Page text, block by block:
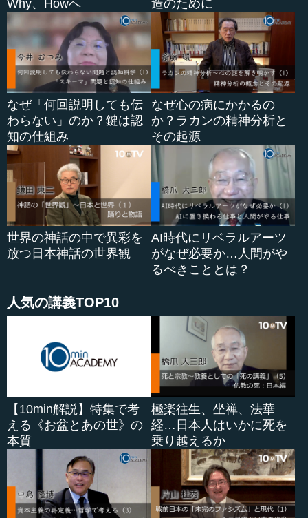
導要領の改訂ですが、これまでは「何を学ぶか」いうとこ
ろに重点が置かれていました。今回の学習指導要領改訂の
ポイントは、「何ができるようになるのか」ということで
す。つまり、新しい時代に必要な資質・能力が見直され、
「学力の3要素」をどのように育成し、身につけていくかが
重要になってくるのです。これは日本だけではなく、
OECDなどの世界でも、「21世紀型のスキル」「21世紀型
のコンピテンシー」として、資質・能力の見直しが行われ
ています。
その次に「何を学ぶか」ということで、このような資
質・能力を身につけるために、どのように教科・科目を見
直していくかが検討されています。そして3つ目は、「どの
ように学ぶか」ということで、アクティブラーニングの視...
Why、Howへ 造のために
なぜ「何回説明しても伝
わらない」のか？鍵は認
知の仕組み
なぜ心の病にかかるの
か？ラカンの精神分析と
その起源
世界の神話の中で異彩を
放つ日本神話の世界観
AI時代にリベラルアーツ
がなぜ必要か…人間がや
るべきこととは？
人気の講義TOP10
【10min解説】特集で考
える《お盆とあの世》の
本質
極楽往生、坐禅、法華
経…日本人はいかに死を
乗り越えるか